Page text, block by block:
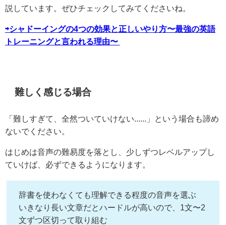
説しています。ぜひチェックしてみてくださいね。
⇨シャドーイングの4つの効果と正しいやり方〜最強の英語
トレーニングと言われる理由〜
難しく感じる場合
「難しすぎて、全然ついていけない......」という場合も諦め
ないでください。
はじめは音声の難易度を落とし、少しずつレベルアップし
ていけば、必ずできるようになります。
辞書を使わなくても理解できる程度の音声を選ぶ
いきなり長い文章だとハードルが高いので、1文〜2
文ずつ区切って取り組む